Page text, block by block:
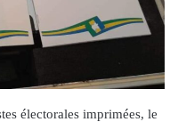
électorales imprimées, le